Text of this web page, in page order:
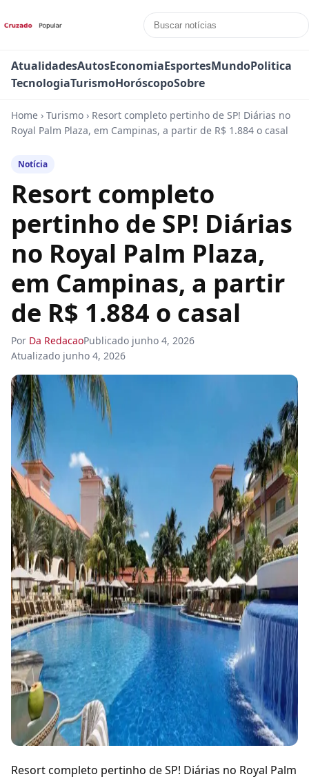
AtualidadesAutosEconomiaEsportesMundoPolitica
TecnologiaTurismoHoróscopoSobre
Home › Turismo › Resort completo pertinho de SP! Diárias no
Royal Palm Plaza, em Campinas, a partir de R$ 1.884 o casal
Notícia
Resort completo
pertinho de SP! Diárias
no Royal Palm Plaza,
em Campinas, a partir
de R$ 1.884 o casal
Por Da RedacaoPublicado junho 4, 2026
Atualizado junho 4, 2026
Resort completo pertinho de SP! Diárias no Royal Palm